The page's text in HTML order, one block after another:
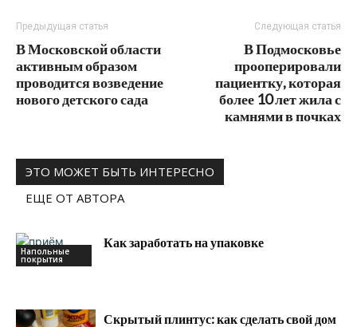
Предыдущая статья
В Московской области
активным образом
проводится возведение
нового детского сада
Следующая статья
В Подмосковье
прооперировали
пациентку, которая
более 10 лет жила с
камнями в почках
ЭТО МОЖЕТ БЫТЬ ИНТЕРЕСНО
ЕЩЕ ОТ АВТОРА
Напольные
покрытия
Как заработать на упаковке
Скрытый плинтус: как сделать свой дом